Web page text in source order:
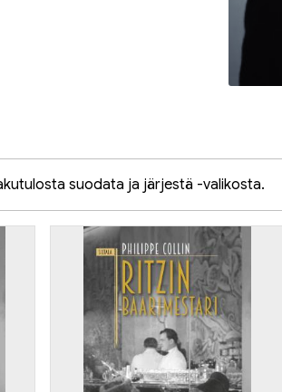
suodata ja järjestä -valikosta.